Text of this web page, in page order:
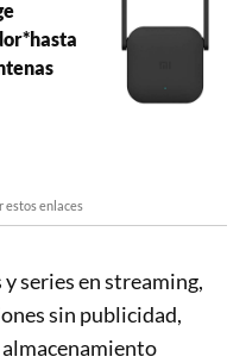
estos enlaces
series en streaming,
sin publicidad,